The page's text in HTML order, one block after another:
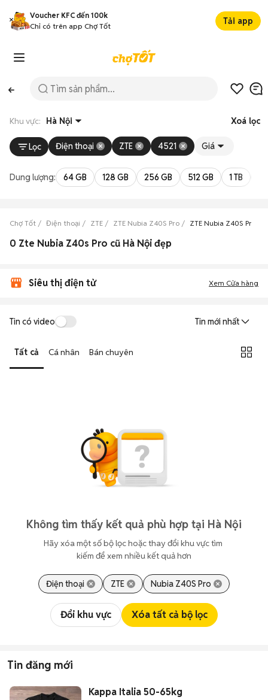
Voucher KFC đến 100k
Chỉ có trên app Chợ Tốt
Tải app
Khu vực: Hà Nội Xoá lọc
Lọc Điện thoại ZTE 4521 Giá
Dung lượng: 64 GB 128 GB 256 GB 512 GB 1 TB
Chợ Tốt Điện thoại ZTE ZTE Nubia Z40S Pro ZTE Nubia Z40S Pro
0 Zte Nubia Z40s Pro cũ Hà Nội đẹp
Siêu thị điện tử Xem Cửa hàng
Tin có video Tin mới nhất
Tất cả Cá nhân Bán chuyên
Không tìm thấy kết quả phù hợp tại Hà Nội
Hãy xóa một số bộ lọc hoặc thay đổi khu vực tìm
kiếm để xem nhiều kết quả hơn
Điện thoại ZTE Nubia Z40S Pro
Đổi khu vực Xóa tất cả bộ lọc
Tin đăng mới
Kappa Italia 50-65kg